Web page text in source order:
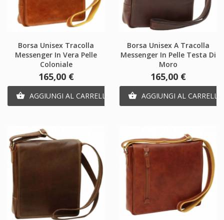
Borsa Unisex Tracolla
Messenger In Vera Pelle
Coloniale
Prezzo
165,00 €
 AGGIUNGI AL CARRELLO
Borsa Unisex A Tracolla
Messenger In Pelle Testa Di
Moro
Prezzo
165,00 €
 AGGIUNGI AL CARRELLO